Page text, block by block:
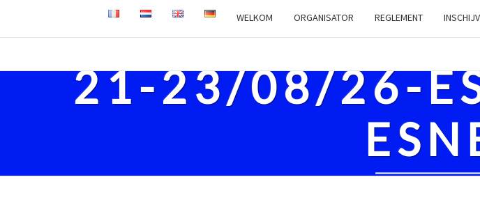
WELKOM ORGANISATOR REGLEMENT
21-23/08/26-